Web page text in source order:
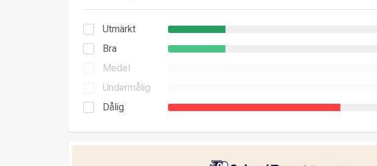
Utmärkt
Bra
Medel
Undermålig
Dålig